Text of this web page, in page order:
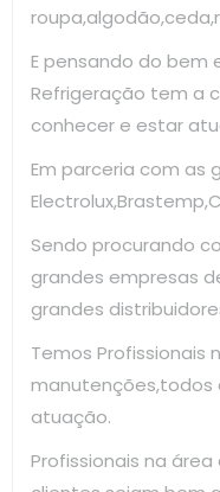
E pensando do bem
Refrigeração tem a
conhecer e estar
Em parceria com as
Sendo procurando
grandes empresas
grandes
Temos Profissionais
manutenções,todos
atuação.
Profissionais na